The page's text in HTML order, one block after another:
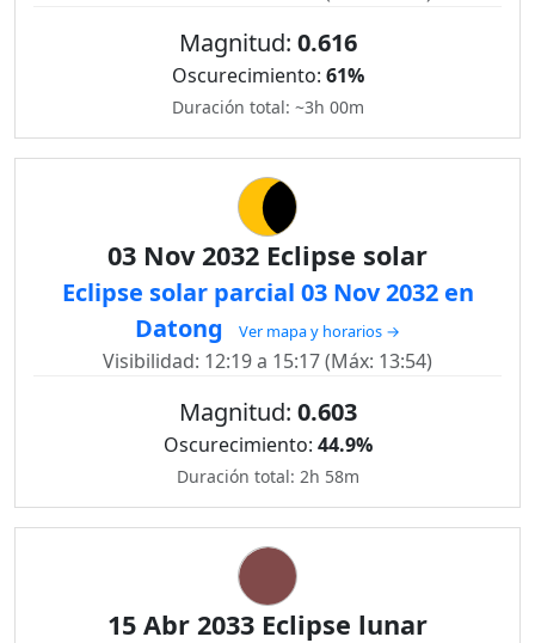
Magnitud: 0.616
Oscurecimiento: 61%
Duración total: ~3h 00m
03 Nov 2032 Eclipse solar
Eclipse solar parcial 03 Nov 2032 en
Datong
Ver mapa y horarios →
Visibilidad: 12:19 a 15:17 (Máx: 13:54)
Magnitud: 0.603
Oscurecimiento: 44.9%
Duración total: 2h 58m
15 Abr 2033 Eclipse lunar